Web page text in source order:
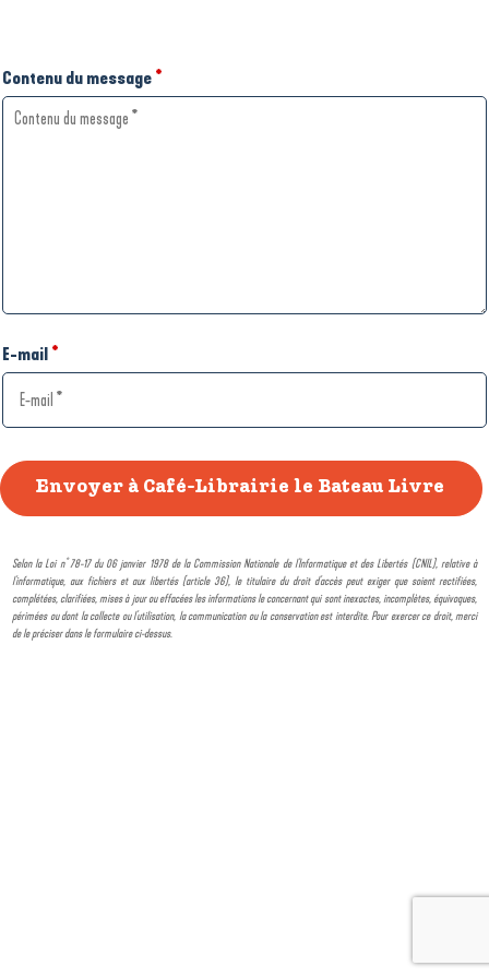
Contenu du message *
E-mail *
Selon la Loi n° 78-17 du 06 janvier 1978 de la Commission Nationale de l'Informatique et des Libertés (CNIL), relative à
l'informatique, aux fichiers et aux libertés (article 36), le titulaire du droit d'accès peut exiger que soient rectifiées,
complétées, clarifiées, mises à jour ou effacées les informations le concernant qui sont inexactes, incomplètes, équivoques,
périmées ou dont la collecte ou l'utilisation, la communication ou la conservation est interdite. Pour exercer ce droit, merci
de le préciser dans le formulaire ci-dessus.